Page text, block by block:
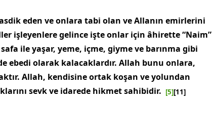
eden ve onlara tabi olan ve Allanın emirlerini
işleyenlere gelince işte onlar için âhirette “Naim”
ile yaşar, yeme, içme, giyme ve barınma gibi
ebedi olarak kalacaklardır. Allah bunu onlara,
Al­lah, kendisine ortak koşan ve yolundan
sevk ve idarede hikmet sahibidir. [5][11]